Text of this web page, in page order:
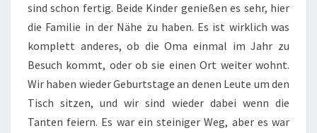
sind schon fertig. Beide Kinder genießen es sehr, hier
die Familie in der Nähe zu haben. Es ist wirklich was
komplett anderes, ob die Oma einmal im Jahr zu
Besuch kommt, oder ob sie einen Ort weiter wohnt.
Wir haben wieder Geburtstage an denen Leute um den
Tisch sitzen, und wir sind wieder dabei wenn die
Tanten feiern. Es war ein steiniger Weg, aber es war